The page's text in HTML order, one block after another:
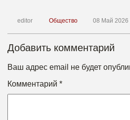
editor Общество 08 Май 2026
Добавить комментарий
Ваш адрес email не будет
Комментарий *